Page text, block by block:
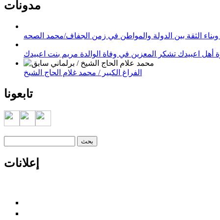
مدونات
الثقة بين الدولة والمواطن في زمن الجفاف/محمد الصحه
أهل اعبيدك تشكر المعزين في وفاة الوالدة مريم بنت اعبيدك
الفراغ الكبير / محمد غلام الحاج الشيخ
تابعونا
إعلانات